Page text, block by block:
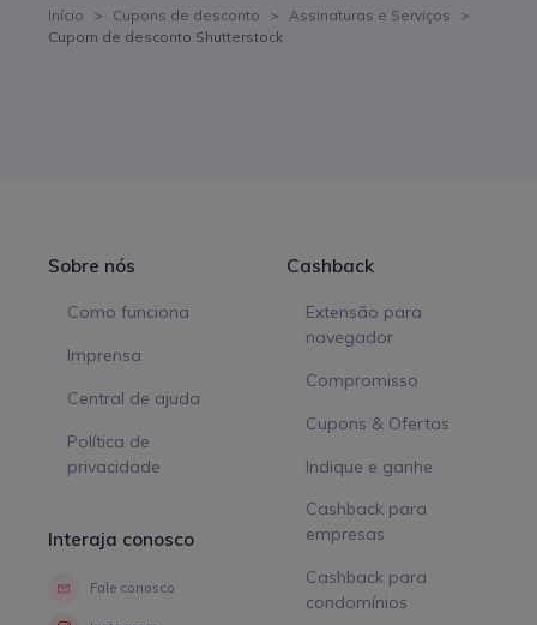
Início > Cupons de desconto > Assinaturas e Serviços
>
Cupom de desconto Shutterstock
Sobre nós
Como funciona
Imprensa
Central de ajuda
Política de
privacidade
Interaja conosco
Fale conosco
Cashback
Extensão para
navegador
Compromisso
Cupons & Ofertas
Indique e ganhe
Cashback para
empresas
Cashback para
condomínios